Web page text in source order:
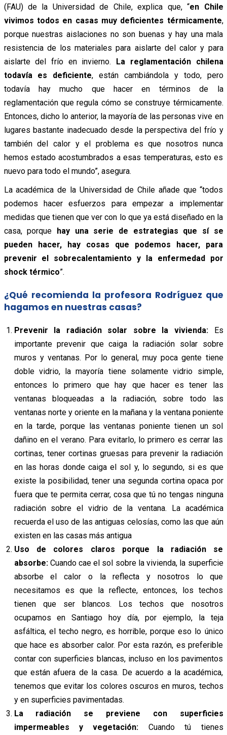
(FAU) de la Universidad de Chile, explica que, “en Chile
vivimos todos en casas muy deficientes térmicamente,
porque nuestras aislaciones no son buenas y hay una mala
resistencia de los materiales para aislarte del calor y para
aislarte del frío en invierno. La reglamentación chilena
todavía es deficiente, están cambiándola y todo, pero
todavía hay mucho que hacer en términos de la
reglamentación que regula cómo se construye térmicamente.
Entonces, dicho lo anterior, la mayoría de las personas vive en
lugares bastante inadecuado desde la perspectiva del frío y
también del calor y el problema es que nosotros nunca
hemos estado acostumbrados a esas temperaturas, esto es
nuevo para todo el mundo”, asegura.
La académica de la Universidad de Chile añade que “todos
podemos hacer esfuerzos para empezar a implementar
medidas que tienen que ver con lo que ya está diseñado en la
casa, porque hay una serie de estrategias que sí se
pueden hacer, hay cosas que podemos hacer, para
prevenir el sobrecalentamiento y la enfermedad por
shock térmico”.
¿Qué recomienda la profesora Rodríguez que
hagamos en nuestras casas?
Prevenir la radiación solar sobre la vivienda: Es
importante prevenir que caiga la radiación solar sobre
muros y ventanas. Por lo general, muy poca gente tiene
doble vidrio, la mayoría tiene solamente vidrio simple,
entonces lo primero que hay que hacer es tener las
ventanas bloqueadas a la radiación, sobre todo las
ventanas norte y oriente en la mañana y la ventana poniente
en la tarde, porque las ventanas poniente tienen un sol
dañino en el verano. Para evitarlo, lo primero es cerrar las
cortinas, tener cortinas gruesas para prevenir la radiación
en las horas donde caiga el sol y, lo segundo, si es que
existe la posibilidad, tener una segunda cortina opaca por
fuera que te permita cerrar, cosa que tú no tengas ninguna
radiación sobre el vidrio de la ventana. La académica
recuerda el uso de las antiguas celosías, como las que aún
existen en las casas más antigua
Uso de colores claros porque la radiación se
absorbe: Cuando cae el sol sobre la vivienda, la superficie
absorbe el calor o la reflecta y nosotros lo que
necesitamos es que la reflecte, entonces, los techos
tienen que ser blancos. Los techos que nosotros
ocupamos en Santiago hoy día, por ejemplo, la teja
asfáltica, el techo negro, es horrible, porque eso lo único
que hace es absorber calor. Por esta razón, es preferible
contar con superficies blancas, incluso en los pavimentos
que están afuera de la casa. De acuerdo a la académica,
tenemos que evitar los colores oscuros en muros, techos
y en superficies pavimentadas.
La radiación se previene con superficies
impermeables y vegetación: Cuando tú tienes